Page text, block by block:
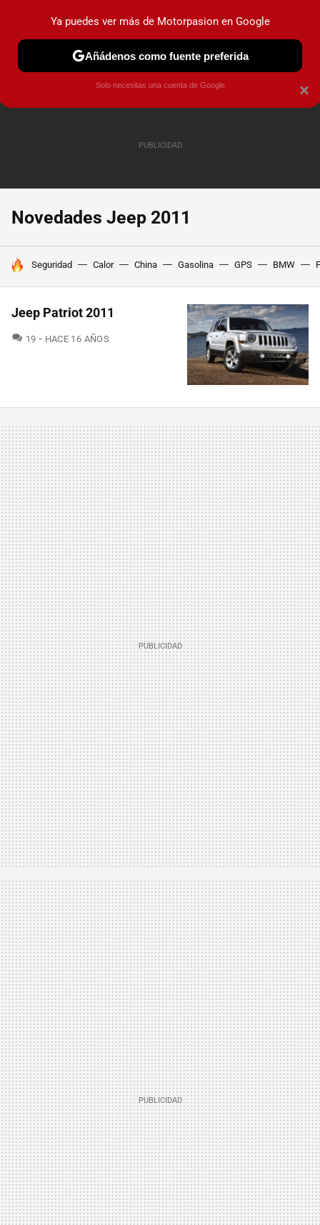
PRUEBAS COCHES ELÉCTRICOS OBSERVATORIO
Novedades Jeep 2011
HOY SE HABLA DE
Seguridad Calor China Gasolina GPS BMW
Jeep Patriot 2011
19 COMENTARIOS
HACE 16 AÑOS
×
Ya puedes ver más de Motorpasion en Google
Añádenos como fuente preferida
Solo necesitas una cuenta de Google